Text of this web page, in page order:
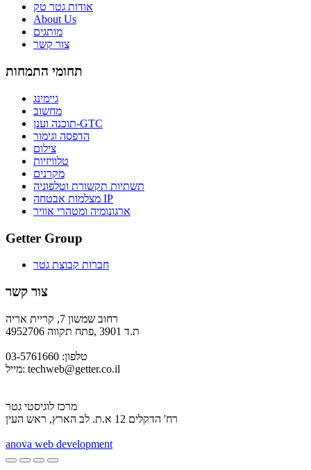
אודות גטר טק
About Us
מותגים
צור קשר
תחומי התמחות
גיימינג
מחשוב
תוכנה וענן-GTC
הדפסה וגימור
צילום
טלוויזיות
מקרנים
תשתיות תקשורת וטלפוניה
מצלמות אבטחה IP
ארגונומיה ומטהרי אוויר
Getter Group
חברות קבוצת גטר
צור קשר
רחוב שמשון 7, קריית אריה
ת.ד 3901 ,פתח תקווה 4952706
טלפון: 03-5761660
מייל: techweb@getter.co.il
מרכז לוגיסטי גטר
רח' הדקלים 12 א.ת. לב הארץ, ראש העין
anova web development